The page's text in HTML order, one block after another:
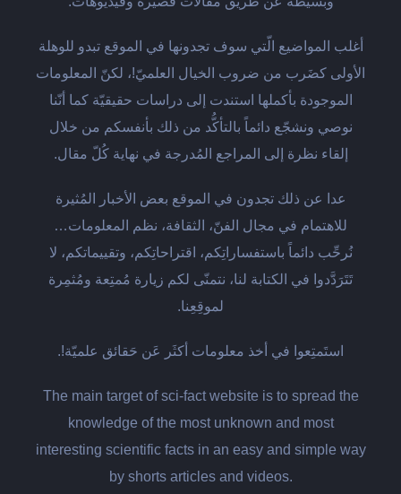
أغلب المواضيع الّتي سوف تجدونها في الموقع تبدو للوهلة
الأولى كضَرب من ضروب الخيال العلميّ!، لكنّ المعلومات
الموجودة بأكملها استندت إلى دراسات حقيقيّة كما أنّنا
نوصي ونشجّع دائماً بالتأكُّد من ذلك بأنفسكم من خلال
إلقاء نظرة إلى المراجع المُدرجة في نهاية كُلّ مقال.
عدا عن ذلك تجدون في الموقع بعض الأخبار المُثيرة
للاهتمام في مجال الفنّ، الثقافة، نظم المعلومات…
نُرحِّب دائماً باستفساراتِكم، اقتراحاتِكم، وتقييماتكم، لا
تَتَرَدَّدوا في الكتابة لنا، نتمنّى لكم زيارة مُمتِعة ومُثمِرة
لموقِعِنا.
استَمتِعوا في أخذ معلومات أكثَر عَن حَقائق علميّة!.
The main target of sci-fact website is to spread the
knowledge of the most unknown and most
interesting scientific facts in an easy and simple way
by shorts articles and videos.